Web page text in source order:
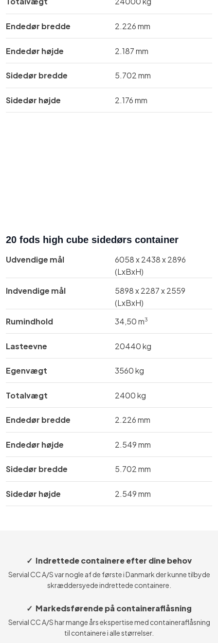
Endedør bredde ​​​2.226 mm
Endedør højde ​​2.187 mm
Sidedør bredde ​​5.702 mm
Sidedør højde ​2.176 mm
20 fods high cube sidedørs container
Udvendige mål​
​6058 x 2438 x 2896
(LxBxH)
Indvendige mål​
​​​​5898 x 2287 x 2559
(LxBxH)
Rumindhold
​34,50 m3
Lasteevne ​​20440 kg
Egenvægt ​​3560 kg
Totalvægt ​​2400 kg
Endedør bredde ​​​2.226 mm
Endedør højde ​​2.549 mm
Sidedør bredde ​​5.702 mm
Sidedør højde ​2.549 mm
✓ Indrettede containere efter dine behov
Servial CC A/S var nogle af de første i Danmark der kunne tilbyde
skræddersyede indrettede containere.
✓ Markedsførende på containeraflåsning
Servial CC A/S har mange års ekspertise med containeraflåsning
til containere i alle størrelser.